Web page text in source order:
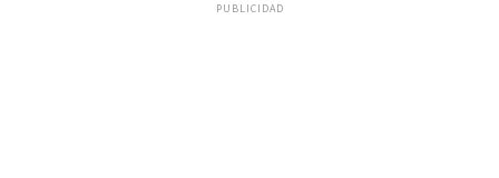
PUBLICIDAD